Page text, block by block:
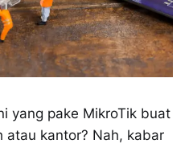
yang pake MikroTik buat
atau kantor? Nah, kabar